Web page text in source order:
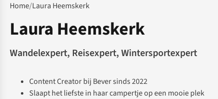
Home/Laura Heemskerk
Laura Heemskerk
Wandelexpert, Reisexpert, Wintersportexpert
Content Creator bij Bever sinds 2022
Slaapt het liefste in haar campertje op een mooie plek